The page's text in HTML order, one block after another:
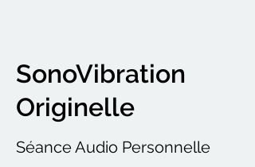
SonoVibration
Originelle
Séance Audio Personnelle